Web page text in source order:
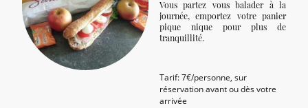
Vous partez vous balader à la
journée, emportez votre panier
pique nique pour plus de
tranquillité.
Tarif: 7€/personne, sur
réservation avant ou dès votre
arrivée